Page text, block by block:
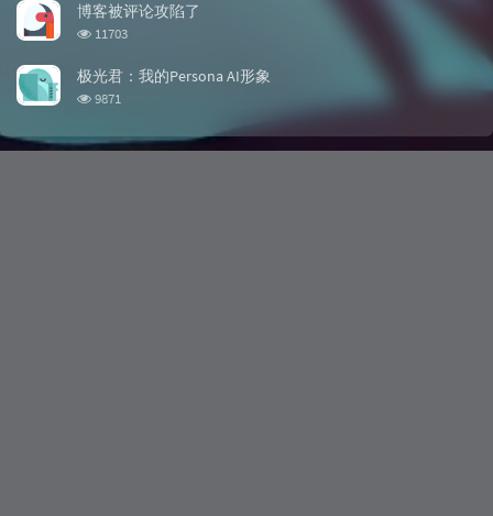
博客被评论攻陷了
浏览次数:
11703
极光君：我的Persona AI形象
浏览次数:
9871